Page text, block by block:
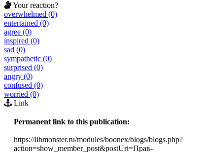
Your reaction?
overwhelmed (0)
entertained (0)
agree (0)
inspired (0)
sad (0)
sympathetic (0)
surprised (0)
angry (0)
confused (0)
worried (0)
Link
Permanent link to this publication:
https://libmonster.ru/modules/boonex/blogs/blogs.php?
action=show_member_post&postUri=Прав-